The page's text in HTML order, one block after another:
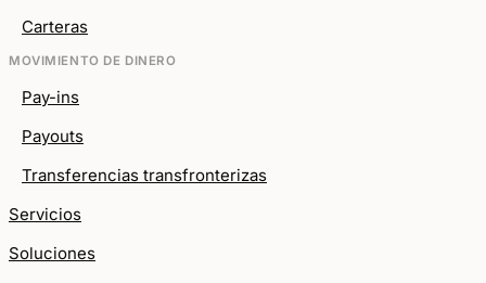
Carteras
MOVIMIENTO DE DINERO
Pay-ins
Payouts
Transferencias transfronterizas
Servicios
Soluciones